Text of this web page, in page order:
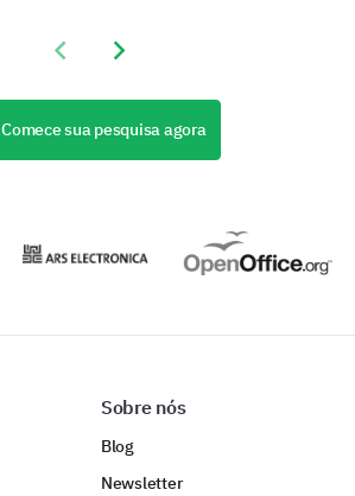
Previous slide
Next slide
Comece sua pesquisa agora
Sobre nós
Blog
Newsletter